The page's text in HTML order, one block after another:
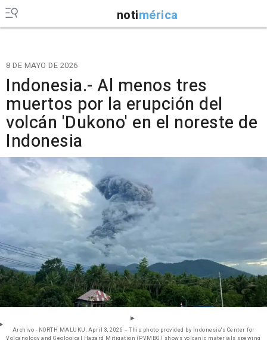
notimérica
8 DE MAYO DE 2026
Indonesia.- Al menos tres
muertos por la erupción del
volcán 'Dukono' en el noreste de
Indonesia
Archivo - NORTH MALUKU, April 3, 2026 -- This photo provided by Indonesia's Center for